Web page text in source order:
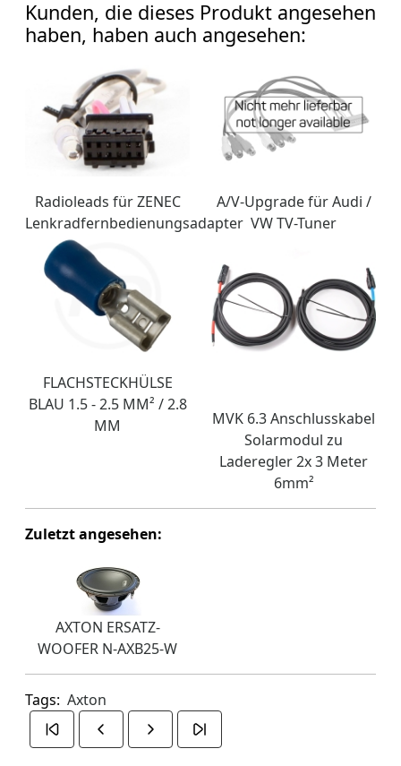
Kunden, die dieses Produkt angesehen
haben, haben auch angesehen:
Radioleads für ZENEC
Lenkradfernbedienungsadapter
A/V-Upgrade für Audi /
VW TV-Tuner
FLACHSTECKHÜLSE
BLAU 1.5 - 2.5 MM² / 2.8
MM
MVK 6.3 Anschlusskabel
Solarmodul zu
Laderegler 2x 3 Meter
6mm²
Zuletzt angesehen:
AXTON ERSATZ-
WOOFER N-AXB25-W
Tags: Axton